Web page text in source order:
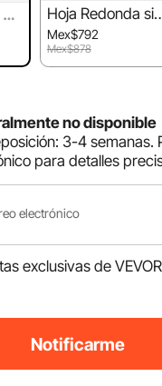
Hoja Redonda sin
Garganta
Mex$792
Mex$878
no disponible
3-4 semanas.
para detalles
electrónico
exclusivas de
Notificarme